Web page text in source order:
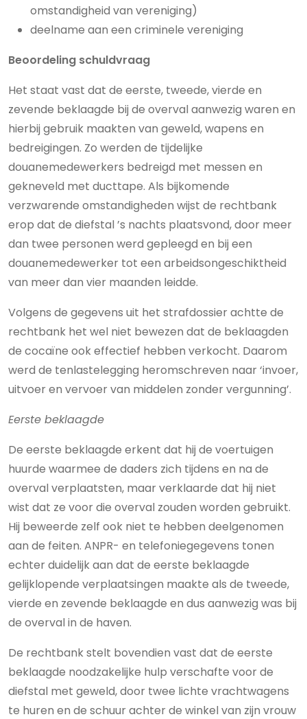
omstandigheid van vereniging)
deelname aan een criminele vereniging
Beoordeling schuldvraag
Het staat vast dat de eerste, tweede, vierde en
zevende beklaagde bij de overval aanwezig waren en
hierbij gebruik maakten van geweld, wapens en
bedreigingen. Zo werden de tijdelijke
douanemedewerkers bedreigd met messen en
gekneveld met ducttape. Als bijkomende
verzwarende omstandigheden wijst de rechtbank
erop dat de diefstal ’s nachts plaatsvond, door meer
dan twee personen werd gepleegd en bij een
douanemedewerker tot een arbeidsongeschiktheid
van meer dan vier maanden leidde.
Volgens de gegevens uit het strafdossier achtte de
rechtbank het wel niet bewezen dat de beklaagden
de cocaïne ook effectief hebben verkocht. Daarom
werd de tenlastelegging heromschreven naar ‘invoer,
uitvoer en vervoer van middelen zonder vergunning’.
Eerste beklaagde
De eerste beklaagde erkent dat hij de voertuigen
huurde waarmee de daders zich tijdens en na de
overval verplaatsten, maar verklaarde dat hij niet
wist dat ze voor die overval zouden worden gebruikt.
Hij beweerde zelf ook niet te hebben deelgenomen
aan de feiten. ANPR- en telefoniegegevens tonen
echter duidelijk aan dat de eerste beklaagde
gelijklopende verplaatsingen maakte als de tweede,
vierde en zevende beklaagde en dus aanwezig was bij
de overval in de haven.
De rechtbank stelt bovendien vast dat de eerste
beklaagde noodzakelijke hulp verschafte voor de
diefstal met geweld, door twee lichte vrachtwagens
te huren en de schuur achter de winkel van zijn vrouw